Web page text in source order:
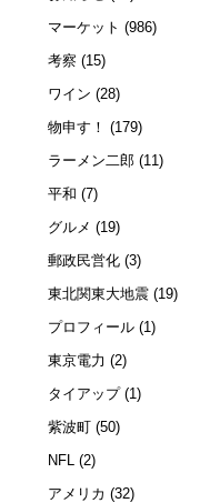
マーケット (986)
考察 (15)
ワイン (28)
物申す！ (179)
ラーメン二郎 (11)
平和 (7)
グルメ (19)
郵政民営化 (3)
東北関東大地震 (19)
プロフィール (1)
東京電力 (2)
タイアップ(1)
紫波町 (50)
NFL (2)
アメリカ (32)